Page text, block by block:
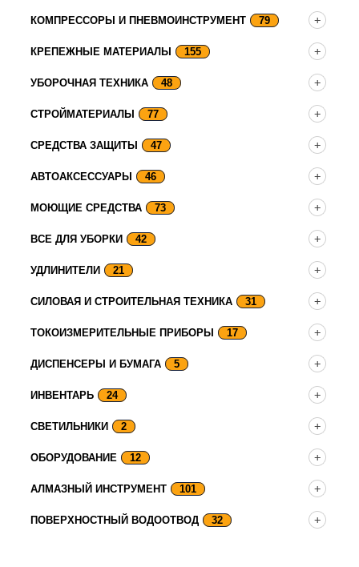
КОМПРЕССОРЫ И ПНЕВМОИНСТРУМЕНТ 79
КРЕПЕЖНЫЕ МАТЕРИАЛЫ 155
УБОРОЧНАЯ ТЕХНИКА 48
СТРОЙМАТЕРИАЛЫ 77
СРЕДСТВА ЗАЩИТЫ 47
АВТОАКСЕССУАРЫ 46
МОЮЩИЕ СРЕДСТВА 73
ВСЕ ДЛЯ УБОРКИ 42
УДЛИНИТЕЛИ 21
СИЛОВАЯ И СТРОИТЕЛЬНАЯ ТЕХНИКА 31
ТОКОИЗМЕРИТЕЛЬНЫЕ ПРИБОРЫ 17
ДИСПЕНСЕРЫ И БУМАГА 5
ИНВЕНТАРЬ 24
СВЕТИЛЬНИКИ 2
ОБОРУДОВАНИЕ 12
АЛМАЗНЫЙ ИНСТРУМЕНТ 101
ПОВЕРХНОСТНЫЙ ВОДООТВОД 32